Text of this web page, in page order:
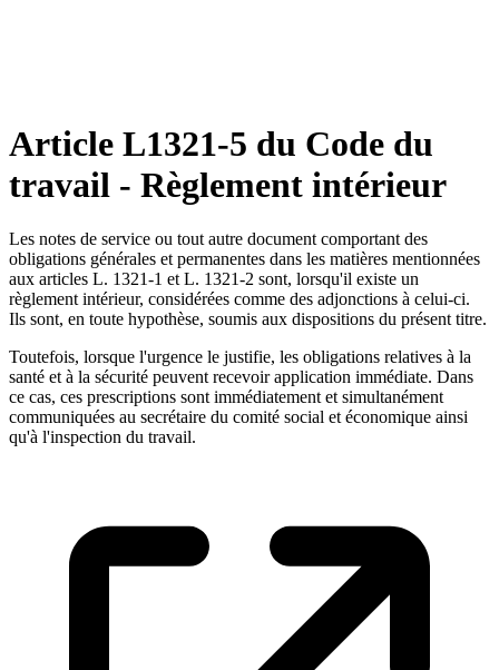
Article L1321-5 du Code du
travail - Règlement intérieur
Les notes de service ou tout autre document comportant des
obligations générales et permanentes dans les matières mentionnées
aux articles L. 1321-1 et L. 1321-2 sont, lorsqu'il existe un
règlement intérieur, considérées comme des adjonctions à celui-ci.
Ils sont, en toute hypothèse, soumis aux dispositions du présent titre.
Toutefois, lorsque l'urgence le justifie, les obligations relatives à la
santé et à la sécurité peuvent recevoir application immédiate. Dans
ce cas, ces prescriptions sont immédiatement et simultanément
communiquées au secrétaire du comité social et économique ainsi
qu'à l'inspection du travail.